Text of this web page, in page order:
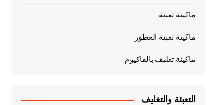
ماكينة تعبئة
ماكينة تعبئة العطور
ماكينة تغليف بالفاكيوم
التعبئة والتغليف